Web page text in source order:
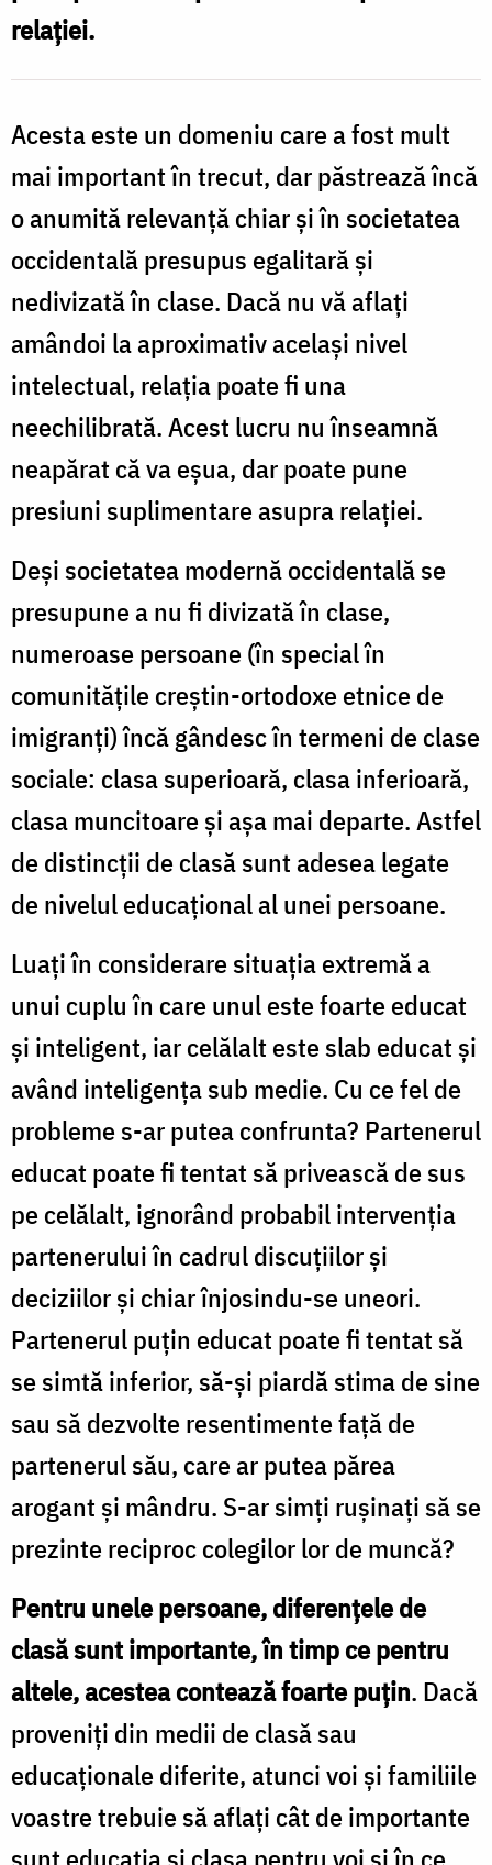
și
persoana
iubită
Nechifor
relației.
Acesta este un domeniu care a fost mult
mai important în trecut, dar păstrează încă
o anumită relevanță chiar și în societatea
occidentală presupus egalitară și
nedivizată în clase. Dacă nu vă aflați
amândoi la aproximativ același nivel
intelectual, relația poate fi una
neechilibrată. Acest lucru nu înseamnă
neapărat că va eșua, dar poate pune
presiuni suplimentare asupra relației.
Deși societatea modernă occidentală se
presupune a nu fi divizată în clase,
numeroase persoane (în special în
comunitățile creștin-ortodoxe etnice de
imigranți) încă gândesc în termeni de clase
sociale: clasa superioară, clasa inferioară,
clasa muncitoare și așa mai departe. Astfel
de distincții de clasă sunt adesea legate
de nivelul educațional al unei persoane.
Luați în considerare situația extremă a
unui cuplu în care unul este foarte educat
și inteligent, iar celălalt este slab educat și
având inteligența sub medie. Cu ce fel de
probleme s-ar putea confrunta? Partenerul
educat poate fi tentat să privească de sus
pe celălalt, ignorând probabil intervenția
partenerului în cadrul discuțiilor și
deciziilor și chiar înjosindu-se uneori.
Partenerul puțin educat poate fi tentat să
se simtă inferior, să-și piardă stima de sine
sau să dezvolte resentimente față de
partenerul său, care ar putea părea
arogant și mândru. S-ar simți rușinați să se
prezinte reciproc colegilor lor de muncă?
Pentru unele persoane, diferențele de
clasă sunt importante, în timp ce pentru
altele, acestea contează foarte puțin. Dacă
proveniți din medii de clasă sau
educaționale diferite, atunci voi și familiile
voastre trebuie să aflați cât de importante